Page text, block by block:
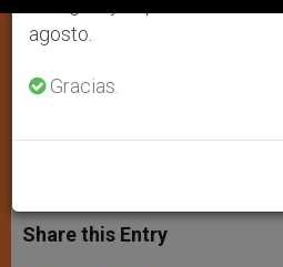
La más solidaria con
Tomás Malagón
a
t
s
s
s
e
c
e
b
i a
Share this Entry
agosto.
Gracias.